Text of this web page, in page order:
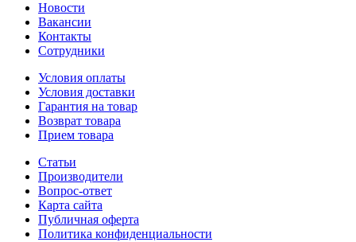
Новости
Вакансии
Контакты
Сотрудники
Условия оплаты
Условия доставки
Гарантия на товар
Возврат товара
Прием товара
Статьи
Производители
Вопрос-ответ
Карта сайта
Публичная оферта
Политика конфиденциальности